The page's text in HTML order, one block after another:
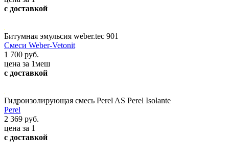
с доставкой
Битумная эмульсия weber.tec 901
Смеси Weber-Vetonit
1 700 руб.
цена за 1меш
с доставкой
Гидроизолирующая смесь Perel AS Perel Isolante
Perel
2 369 руб.
цена за 1
с доставкой